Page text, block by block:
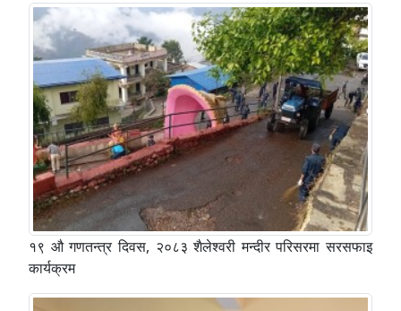
१९ औ गणतन्त्र दिवस, २०८३ शैलेश्वरी मन्दीर परिसरमा सरसफाइ
कार्यक्रम